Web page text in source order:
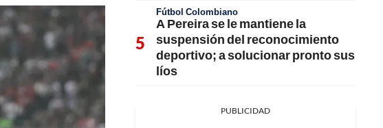
Fútbol Colombiano
A Pereira se le mantiene la
suspensión del reconocimiento
deportivo; a solucionar pronto sus
líos
PUBLICIDAD